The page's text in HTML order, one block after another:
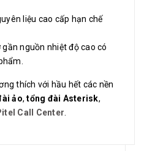
liệu cao cấp hạn chế
nguồn nhiệt độ cao có
thích với hầu hết các nền
ảo,tổng đài Asterisk,
Call Center